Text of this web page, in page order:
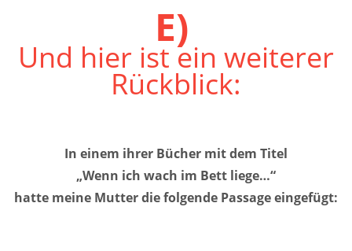
E)
Und hier ist ein weiterer
Rückblick:
In einem ihrer Bücher mit dem Titel
„Wenn ich wach im Bett liege…“
hatte meine Mutter die folgende Passage eingefügt: